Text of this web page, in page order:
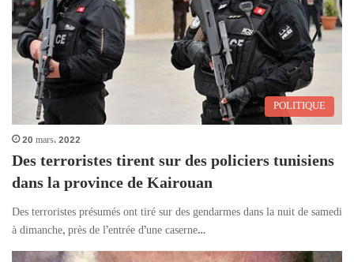
POLITIQUE
20 mars، 2022
Des terroristes tirent sur des policiers tunisiens
dans la province de Kairouan
Des terroristes présumés ont tiré sur des gendarmes dans la nuit de samedi
à dimanche, près de l’entrée d’une caserne…